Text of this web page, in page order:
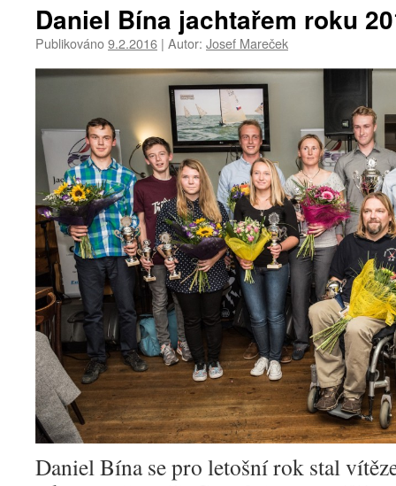
webu
Daniel Bína jachtařem roku
Publikováno9.2.2016 | Autor: Josef Mareček
Daniel Bína se pro letošní rok stal